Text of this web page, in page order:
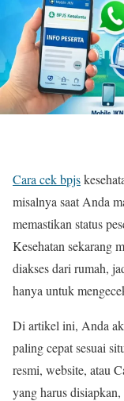
Cara cek bpjs
misalnya saat Anda
memastikan status
Kesehatan sekarang
diakses dari rumah,
hanya untuk
Di artikel ini, Anda
paling cepat sesuai
resmi, website, atau
yang harus